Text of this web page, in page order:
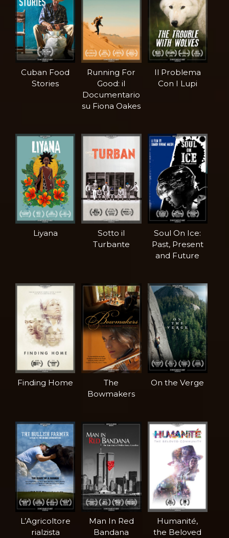
Cuban Food
Stories
Running For
Good: il
Documentario
su Fiona Oakes
Il Problema
Con I Lupi
Liyana
Sotto il
Turbante
Soul On Ice:
Past, Present
and Future
Finding Home
The
Bowmakers
On the Verge
L’Agricoltore
rialzista
Man In Red
Bandana
Humanité,
the Beloved